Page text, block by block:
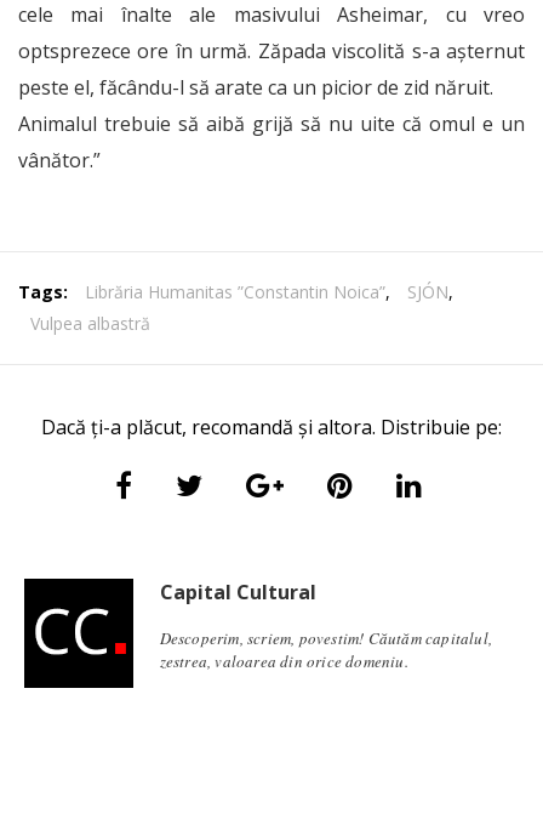
cele mai înalte ale masivului Asheimar, cu vreo
optsprezece ore în urmă. Zăpada viscolită s-a aşternut
peste el, făcându-l să arate ca un picior de zid năruit.
Animalul trebuie să aibă grijă să nu uite că omul e un
vânător.”
Tags: Librăria Humanitas ”Constantin Noica”, SJÓN,
Vulpea albastră
Dacă ți-a plăcut, recomandă și altora. Distribuie pe:
Capital Cultural
Descoperim, scriem, povestim! Căutăm capitalul,
zestrea, valoarea din orice domeniu.